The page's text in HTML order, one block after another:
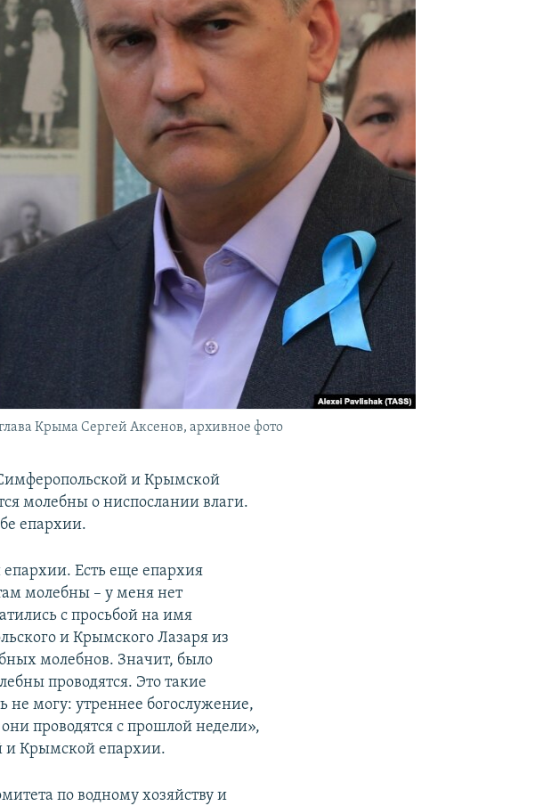
Крыма Сергей Аксенов, архивное фото
и Крымской
молебны о ниспослании влаги.
епархии.
Есть еще епархия
молебны – у меня нет
с просьбой на имя
и Крымского Лазаря из
молебнов. Значит, было
проводятся. Это такие
не могу: утреннее богослужение,
проводятся с прошлой недели»,
и Крымской епархии.
по водному хозяйству и